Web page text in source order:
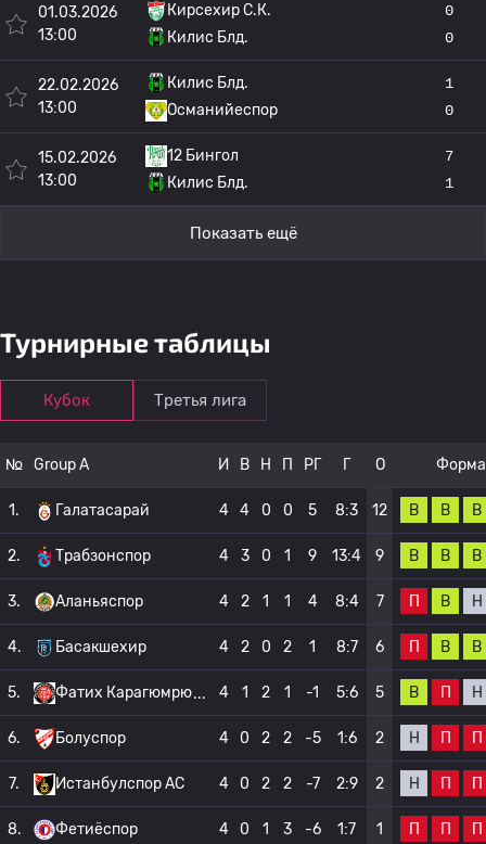
01.03.2026
13:00
Кирсехир С.К.
Килис Блд.
0
0
22.02.2026
13:00
Килис Блд.
Османийеспор
1
0
15.02.2026
13:00
12 Бингол
Килис Блд.
7
1
Показать ещё
Турнирные таблицы
Кубок Третья лига
№ Group A И В Н П РГ Г О Форма
1. Галатасарай 4 4 0 0 5 8:3 12 В В В
2. Трабзонспор 4 3 0 1 9 13:4 9 В В В
3. Аланьяспор 4 2 1 1 4 8:4 7 П В Н
4. Басакшехир 4 2 0 2 1 8:7 6 П В В
5. Фатих Карагюмрю 4 1 2 1 -1 5:6 5 В П Н
6. Болуспор 4 0 2 2 -5 1:6 2 Н П П
7. Истанбулспор АС 4 0 2 2 -7 2:9 2 Н П П
8. Фетиёспор 4 0 1 3 -6 1:7 1 П П П